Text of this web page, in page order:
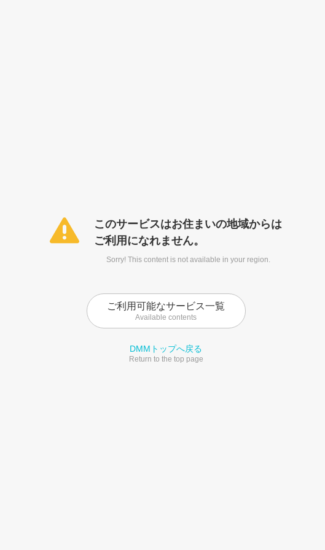
このサービスはお住まいの地域からは
ご利用になれません。
Sorry! This content is not available in your region.
ご利用可能なサービス一覧
Available contents
DMMトップへ戻る
Return to the top page